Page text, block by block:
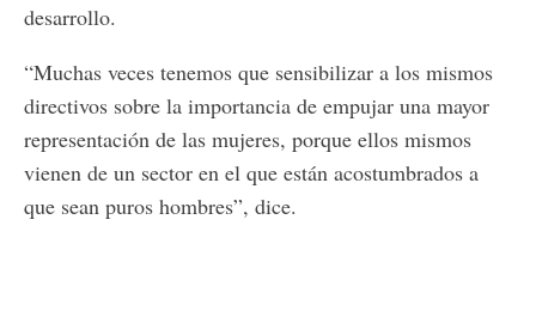
desarrollo.
“Muchas veces tenemos que sensibilizar a los mismos
directivos sobre la importancia de empujar una mayor
representación de las mujeres, porque ellos mismos
vienen de un sector en el que están acostumbrados a
que sean puros hombres”, dice.